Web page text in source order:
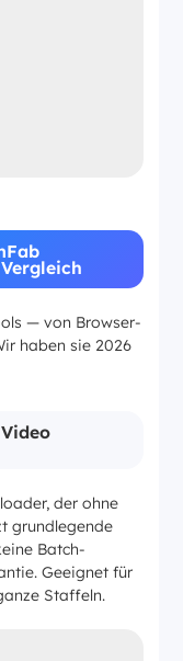
— von Browser-
haben sie 2026
der ohne
grundlegende
Batch-
Geeignet für
Staffeln.